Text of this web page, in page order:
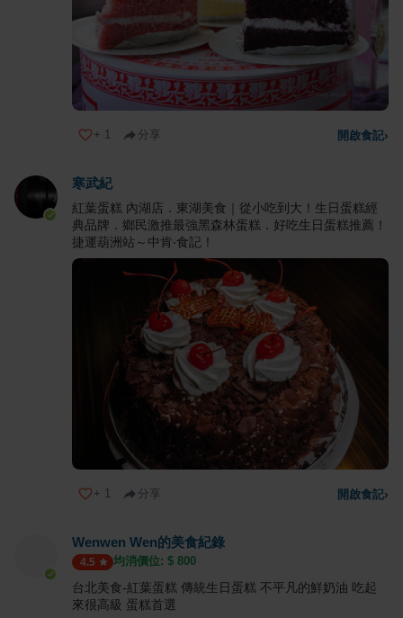
+ 1 分享 開啟食記›
寒武紀
紅葉蛋糕 內湖店．東湖美食｜從小吃到大！生日蛋糕經
典品牌．鄉民激推最強黑森林蛋糕．好吃生日蛋糕推薦！
捷運葫洲站～中肯‧食記！
+ 1 分享 開啟食記›
Wenwen Wen的美食紀錄
4.5 均消價位: $ 800
台北美食-紅葉蛋糕 傳統生日蛋糕 不平凡的鮮奶油 吃起
來很高級 蛋糕首選